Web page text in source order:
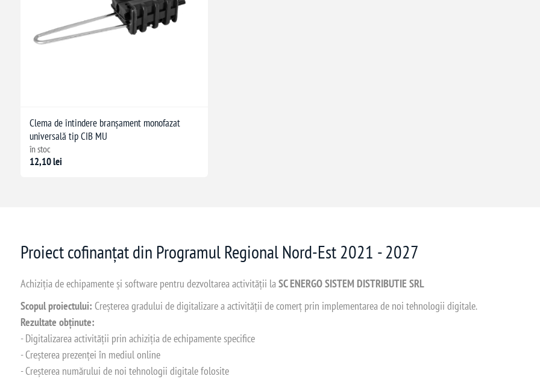
Clema de întindere branșament monofazat
universală tip CIB MU
în stoc
12,10 lei
Proiect cofinanțat din Programul Regional Nord-Est 2021 - 2027
Achiziția de echipamente și software pentru dezvoltarea activității laSC ENERGO SISTEM DISTRIBUTIE SRL
Scopul proiectului: Creșterea gradului de digitalizare a activității de comerț prin implementarea de noi tehnologii digitale.
Rezultate obținute:
- Digitalizarea activității prin achiziția de echipamente specifice
- Creșterea prezenței în mediul online
- Creșterea numărului de noi tehnologii digitale folosite